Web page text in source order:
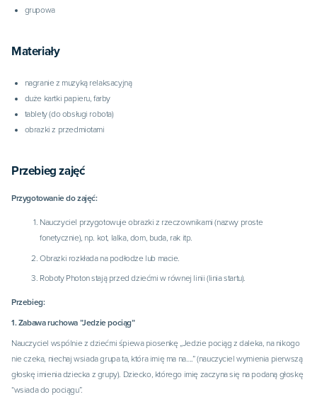
grupowa
Materiały
nagranie z muzyką relaksacyjną
duże kartki papieru, farby
tablety (do obsługi robota)
obrazki z przedmiotami
Przebieg zajęć
Przygotowanie do zajęć:
Nauczyciel przygotowuje obrazki z rzeczownikami (nazwy proste
fonetycznie), np. kot, lalka, dom, buda, rak itp.
Obrazki rozkłada na podłodze lub macie.
Roboty Photon stają przed dziećmi w równej linii (linia startu).
Przebieg:
1. Zabawa ruchowa ”Jedzie pociąg”
Nauczyciel wspólnie z dziećmi śpiewa piosenkę „Jedzie pociąg z daleka, na nikogo
nie czeka, niechaj wsiada grupa ta, która imię ma na….” (nauczyciel wymienia pierwszą
głoskę imienia dziecka z grupy). Dziecko, którego imię zaczyna się na podaną głoskę
“wsiada do pociągu”.